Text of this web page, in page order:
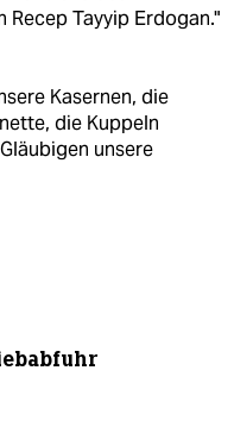
Tayyip Erdogan."
Kasernen, die
die Kuppeln
unsere